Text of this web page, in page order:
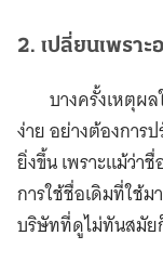
2. เปลี่ยนเพรา
บางครั้งเหตุผ
ง่าย อย่างต้องกา
ยิ่งขึ้น เพราะแม้ว่า
การใช้ชื่อเดิมที่ใช้
บริษัทที่ดูไม่ทันสมัย